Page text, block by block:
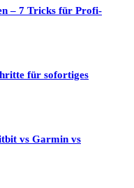
– 7 Tricks für Profi-
für sofortiges
vs Garmin vs